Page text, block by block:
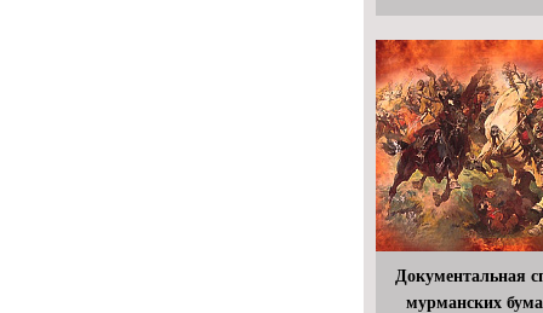
Документальная
мурманских